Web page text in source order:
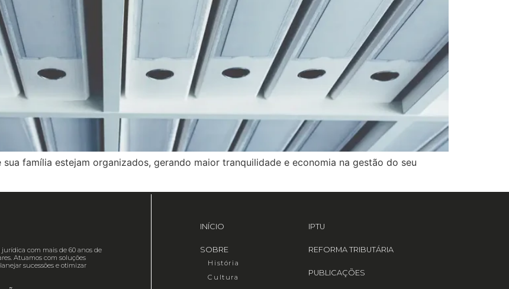
família estejam organizados, gerando maior tranquilidade e economia na gestão do seu
com mais de 60 anos de
Atuamos com soluções
sucessões e otimizar
INÍCIO
SOBRE
História
Cultura
IPTU
REFORMA TRIBUTÁRIA
PUBLICAÇÕES